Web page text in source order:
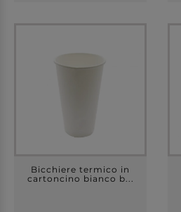
Bicchiere termico in
cartoncino bianco b...